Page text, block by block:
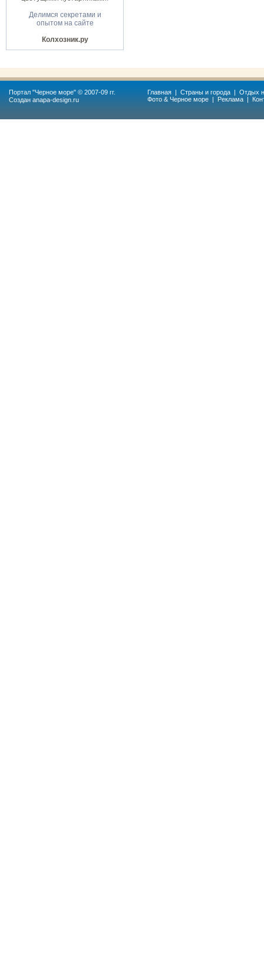
Делимся секретами и
опытом на сайте
Колхозник.ру
Портал "Черное море" © 2007-09 гг.
Создан anapa-design.ru
Главная | Страны и города | Отдых
Фото & Черное море | Реклама |